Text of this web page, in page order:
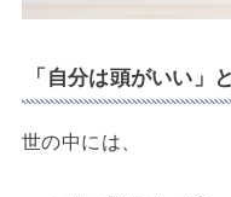
「自分は頭がいい」
世の中には、